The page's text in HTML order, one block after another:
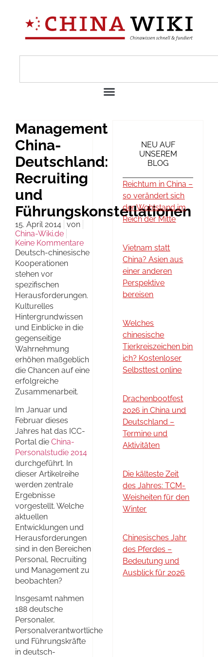
Management
China-
Deutschland:
Recruiting
und
Führungskonstellationen
15. April 2014 von
China-Wiki.de
Keine Kommentare
Deutsch-chinesische
Kooperationen
stehen vor
spezifischen
Herausforderungen.
Kulturelles
Hintergrundwissen
und Einblicke in die
gegenseitige
Wahrnehmung
erhöhen maßgeblich
die Chancen auf eine
erfolgreiche
Zusammenarbeit.
Im Januar und
Februar dieses
Jahres hat das ICC-
Portal die China-
Personalstudie 2014
durchgeführt. In
dieser Artikelreihe
werden zentrale
Ergebnisse
vorgestellt. Welche
aktuellen
Entwicklungen und
Herausforderungen
sind in den Bereichen
Personal, Recruiting
und Management zu
beobachten?
Insgesamt nahmen
188 deutsche
Personaler,
Personalverantwortliche
und Führungskräfte
in deutsch-
NEU AUF
UNSEREM
BLOG
Reichtum in China –
so verändert sich
der Wohlstand im
Reich der Mitte
Vietnam statt
China? Asien aus
einer anderen
Perspektive
bereisen
Welches
chinesische
Tierkreiszeichen bin
ich? Kostenloser
Selbsttest online
Drachenbootfest
2026 in China und
Deutschland –
Termine und
Aktivitäten
Die kälteste Zeit
des Jahres: TCM-
Weisheiten für den
Winter
Chinesisches Jahr
des Pferdes –
Bedeutung und
Ausblick für 2026